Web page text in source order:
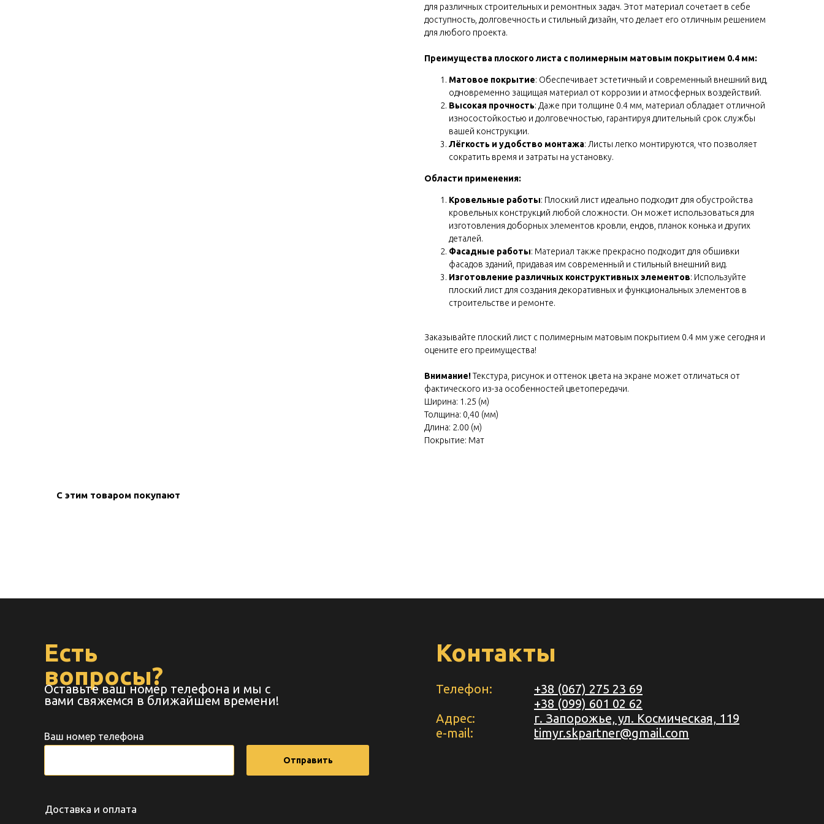
для различных строительных и ремонтных задач. Этот материал сочетает в себе
доступность, долговечность и стильный дизайн, что делает его отличным решением
для любого проекта.
Преимущества плоского листа с полимерным матовым покрытием 0.4 мм:
Матовое покрытие: Обеспечивает эстетичный и современный внешний вид,
одновременно защищая материал от коррозии и атмосферных воздействий.
Высокая прочность: Даже при толщине 0.4 мм, материал обладает отличной
износостойкостью и долговечностью, гарантируя длительный срок службы
вашей конструкции.
Лёгкость и удобство монтажа: Листы легко монтируются, что позволяет
сократить время и затраты на установку.
Области применения:
Кровельные работы: Плоский лист идеально подходит для обустройства
кровельных конструкций любой сложности. Он может использоваться для
изготовления доборных элементов кровли, ендов, планок конька и других
деталей.
Фасадные работы: Материал также прекрасно подходит для обшивки
фасадов зданий, придавая им современный и стильный внешний вид.
Изготовление различных конструктивных элементов: Используйте
плоский лист для создания декоративных и функциональных элементов в
строительстве и ремонте.
Заказывайте плоский лист с полимерным матовым покрытием 0.4 мм уже сегодня и
оцените его преимущества!
Внимание!Текстура, рисунок и оттенок цвета на экране может отличаться от
фактического из-за особенностей цветопередачи.
Ширина: 1.25 (м)
Толщина: 0,40 (мм)
Длина: 2.00 (м)
Покрытие: Мат
С этим товаром покупают
Контакты
Телефон:
Адрес:
+38 (067) 275 23 69
г. Запорожье, ул. Космическая, 119
Ваш номер телефона
Отправить
Есть
вопросы?
Оставьте ваш номер телефона и мы с
вами свяжемся в ближайшем времени!
Доставка и оплата
+38 (099) 601 02 62
e-mail: timyr.skpartner@gmail.com